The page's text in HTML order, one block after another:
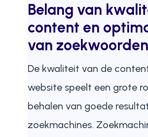
Belang van
content en
van zoekwoorden
De kwaliteit van de
website speelt een grote
behalen van goede
zoekmachines.